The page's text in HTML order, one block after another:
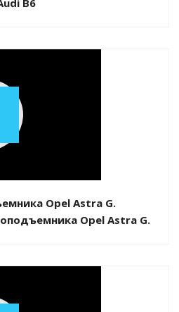
Play
Opel Astra G.
Opel Astra G.